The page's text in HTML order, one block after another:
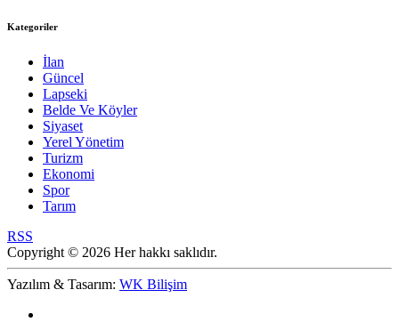
Kategoriler
İlan
Güncel
Lapseki
Belde Ve Köyler
Siyaset
Yerel Yönetim
Turizm
Ekonomi
Spor
Tarım
RSS
Copyright © 2026 Her hakkı saklıdır.
Yazılım & Tasarım: WK Bilişim